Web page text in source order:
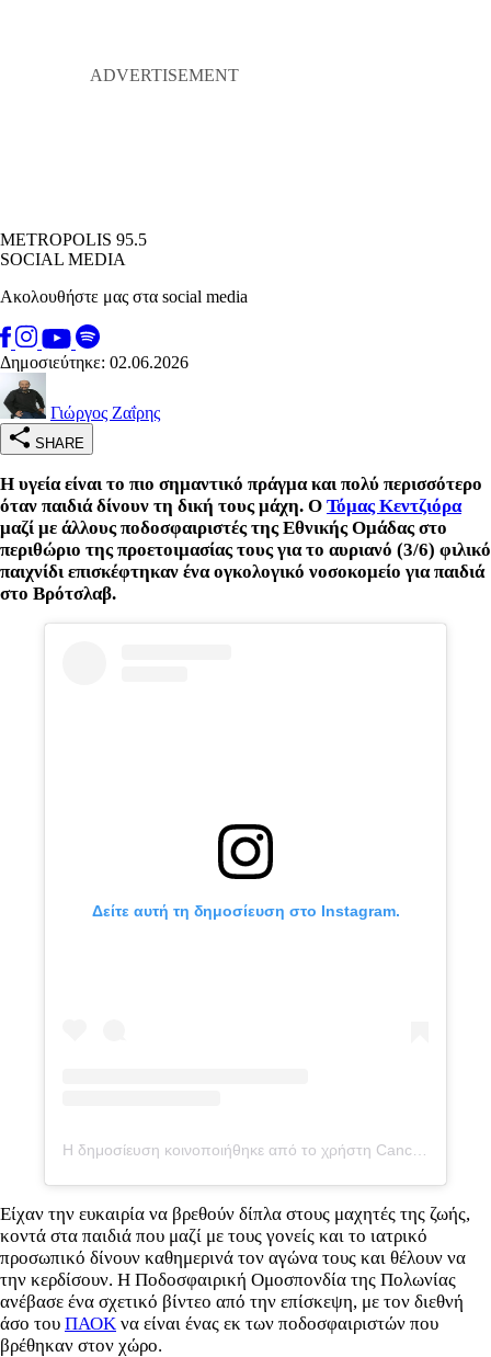
METROPOLIS 95.5
SOCIAL MEDIA
Ακολουθήστε μας στα social media
Δημοσιεύτηκε: 02.06.2026
Γιώργος Ζαΐρης
SHARE
Η υγεία είναι το πιο σημαντικό πράγμα και πολύ περισσότερο
όταν παιδιά δίνουν τη δική τους μάχη. Ο Τόμας Κεντζιόρα
μαζί με άλλους ποδοσφαιριστές της Εθνικής Ομάδας στο
περιθώριο της προετοιμασίας τους για το αυριανό (3/6) φιλικό
παιχνίδι επισκέφτηκαν ένα ογκολογικό νοσοκομείο για παιδιά
στο Bρότσλαβ.
Δείτε αυτή τη δημοσίευση στο Instagram.
Είχαν την ευκαιρία να βρεθούν δίπλα στους μαχητές της ζωής,
κοντά στα παιδιά που μαζί με τους γονείς και το ιατρικό
προσωπικό δίνουν καθημερινά τον αγώνα τους και θέλουν να
την κερδίσουν. Η Ποδοσφαιρική Ομοσπονδία της Πολωνίας
ανέβασε ένα σχετικό βίντεο από την επίσκεψη, με τον διεθνή
άσο του ΠΑΟΚ να είναι ένας εκ των ποδοσφαιριστών που
βρέθηκαν στον χώρο.